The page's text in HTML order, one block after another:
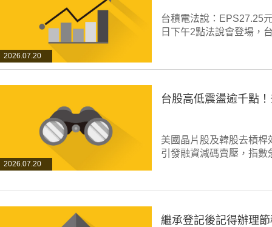
2026.07.20
台積電法說：EPS27.25
日下午2點法說會登場，
2026.07.20
台股高低震盪逾千點
美國晶片股及韓股去槓
引發融資減碼賣壓，指數
繼承登記後記得辦理